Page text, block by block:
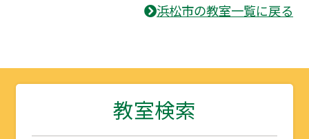
浜松市の教室一覧に戻る
教室検索